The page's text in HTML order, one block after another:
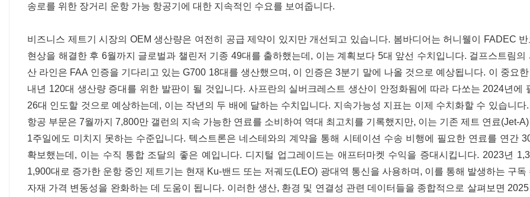
송로를 위한 장거리 운항 가능 항공기에 대한 지속적인 수요를 보여줍니다.
비즈니스 제트기 시장의 OEM 생산량은 여전히 ​​공급 제약이 있지만 개선되고 있습니다. 봄바디어는 허니웰이 FADEC
현상을 해결한 후 6월까지 글로벌과 챌린저 기종 49대를 출하했는데, 이는 계획보다 5대 앞선 수치입니다. 걸프스트림의
산 라인은 FAA 인증을 기다리고 있는 G700 18대를 생산했으며, 이 인증은 3분기 말에 나올 것으로 예상됩니다. 이 중요
내년 120대 생산량 증대를 위한 발판이 될 것입니다. 사프란의 실버크레스트 생산이 안정화됨에 따라 다쏘는 2024년에
26대 인도할 것으로 예상하는데, 이는 작년의 두 배에 달하는 수치입니다. 지속가능성 지표는 이제 수치화할 수 있습니다
항공 부문은 7월까지 7,800만 갤런의 지속 가능한 연료를 소비하여 역대 최고치를 기록했지만, 이는 기존 제트 연료(Jet-
1주일에도 미치지 못하는 수준입니다. 텍스트론은 네스테와의 계약을 통해 시테이션 수송 비행에 필요한 연료를 연간
확보했는데, 이는 수직 통합 조달의 좋은 예입니다. 디지털 업그레이드는 애프터마켓 수익을 증대시킵니다. 2023년
1,900대로 증가한 운항 중인 제트기는 현재 Ku-밴드 또는 저궤도(LEO) 광대역 통신을 사용하며, 이를 통해 발생하는 구독
자재 가격 변동성을 완화하는 데 도움이 됩니다. 이러한 생산, 환경 및 연결성 관련 데이터들을 종합적으로 살펴보면